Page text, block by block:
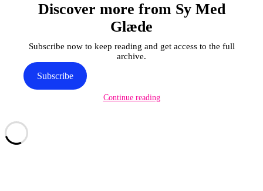
Discover more from Sy Med
Glæde
Subscribe now to keep reading and get access to the full
archive.
Subscribe
Continue reading